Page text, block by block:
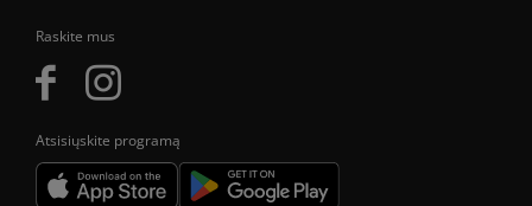
Raskite mus
Atsisiųskite programą